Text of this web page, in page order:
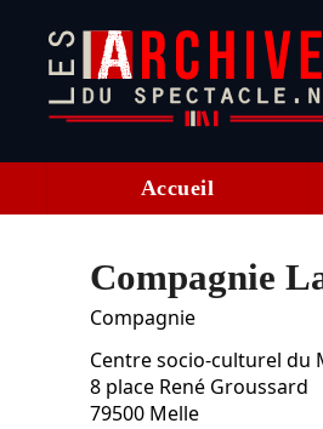
Accueil
Compagnie
Compagnie
Centre socio-culturel du
8 place René Groussard
79500 Melle